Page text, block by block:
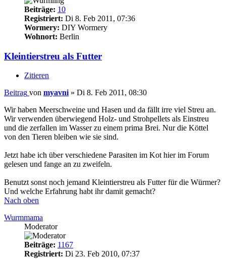
Beiträge: 10
Registriert: Di 8. Feb 2011, 07:36
Wormery: DIY Wormery
Wohnort: Berlin
Kleintierstreu als Futter
Zitieren
Beitrag von myavni» Di 8. Feb 2011, 08:30
Wir haben Meerschweine und Hasen und da fällt irre viel Streu an.
Wir verwenden überwiegend Holz- und Strohpellets als Einstreu
und die zerfallen im Wasser zu einem prima Brei. Nur die Köttel
von den Tieren bleiben wie sie sind.
Jetzt habe ich über verschiedene Parasiten im Kot hier im Forum
gelesen und fange an zu zweifeln.
Benutzt sonst noch jemand Kleintierstreu als Futter für die Würmer?
Und welche Erfahrung habt ihr damit gemacht?
Nach oben
Wurmmama
Moderator
Beiträge: 1167
Registriert: Di 23. Feb 2010, 07:37